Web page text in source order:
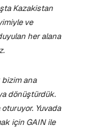
Kazakistan
ve
her alana
bizim ana
dönüştürdük.
Yuvada
için GAIN ile